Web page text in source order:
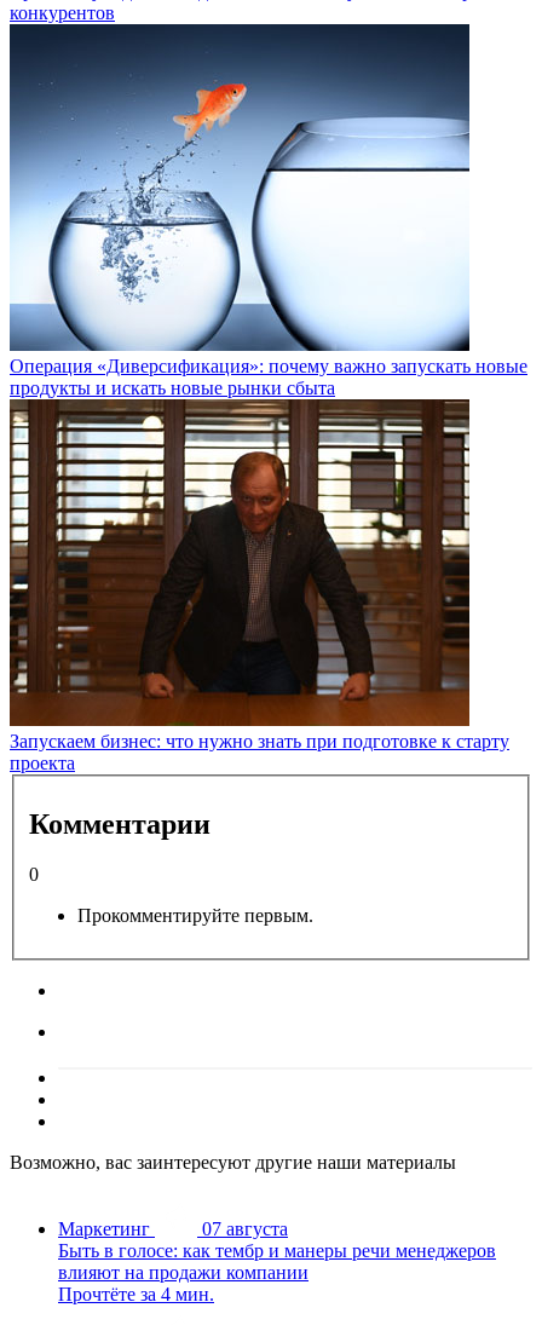
конкурентов
Операция «Диверсификация»: почему важно запускать новые
продукты и искать новые рынки сбыта
Запускаем бизнес: что нужно знать при подготовке к старту
проекта
Комментарии
0
Прокомментируйте первым.
Возможно, вас заинтересуют другие наши материалы
Маркетинг
07 августа
Быть в голосе: как тембр и манеры речи менеджеров
влияют на продажи компании
Прочтёте за 4 мин.